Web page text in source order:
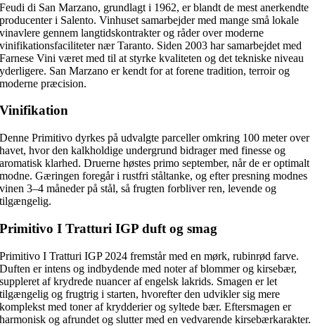
Feudi di San Marzano, grundlagt i 1962, er blandt de mest anerkendte
producenter i Salento. Vinhuset samarbejder med mange små lokale
vinavlere gennem langtidskontrakter og råder over moderne
vinifikationsfaciliteter nær Taranto. Siden 2003 har samarbejdet med
Farnese Vini været med til at styrke kvaliteten og det tekniske niveau
yderligere. San Marzano er kendt for at forene tradition, terroir og
moderne præcision.
Vinifikation
Denne Primitivo dyrkes på udvalgte parceller omkring 100 meter over
havet, hvor den kalkholdige undergrund bidrager med finesse og
aromatisk klarhed. Druerne høstes primo september, når de er optimalt
modne. Gæringen foregår i rustfri ståltanke, og efter presning modnes
vinen 3–4 måneder på stål, så frugten forbliver ren, levende og
tilgængelig.
Primitivo I Tratturi IGP duft og smag
Primitivo I Tratturi IGP 2024 fremstår med en mørk, rubinrød farve.
Duften er intens og indbydende med noter af blommer og kirsebær,
suppleret af krydrede nuancer af engelsk lakrids. Smagen er let
tilgængelig og frugtrig i starten, hvorefter den udvikler sig mere
komplekst med toner af krydderier og syltede bær. Eftersmagen er
harmonisk og afrundet og slutter med en vedvarende kirsebærkarakter.